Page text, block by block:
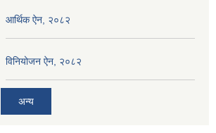
आर्थिक ऐन, २०८२
विनियोजन ऐन, २०८२
अन्य